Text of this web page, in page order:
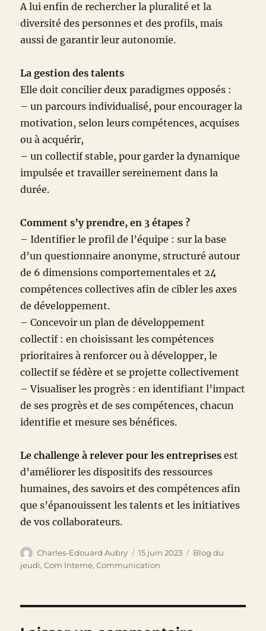
A lui enfin de rechercher la pluralité et la
diversité des personnes et des profils, mais
aussi de garantir leur autonomie.
La gestion des talents
Elle doit concilier deux paradigmes opposés :
– un parcours individualisé, pour encourager la
motivation, selon leurs compétences, acquises
ou à acquérir,
– un collectif stable, pour garder la dynamique
impulsée et travailler sereinement dans la
durée.
Comment s’y prendre, en 3 étapes ?
– Identifier le profil de l’équipe : sur la base
d’un questionnaire anonyme, structuré autour
de 6 dimensions comportementales et 24
compétences collectives afin de cibler les axes
de développement.
– Concevoir un plan de développement
collectif : en choisissant les compétences
prioritaires à renforcer ou à développer, le
collectif se fédère et se projette collectivement
– Visualiser les progrès : en identifiant l’impact
de ses progrès et de ses compétences, chacun
identifie et mesure ses bénéfices.
Le challenge à relever pour les entreprises est
d’améliorer les dispositifs des ressources
humaines, des savoirs et des compétences afin
que s’épanouissent les talents et les initiatives
de vos collaborateurs.
Auteur
Charles-Edouard Aubry
Publié
le
15 juin 2023 Catégories
Blog du
jeudi,Com Interne,Communication